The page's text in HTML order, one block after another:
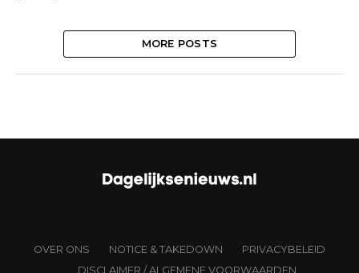
MORE POSTS
OVER ONS NOTICE & TAKEDOWN
PRIVACYBELEID
DISCLAIMER / ALGEMENE VOORWAARDEN